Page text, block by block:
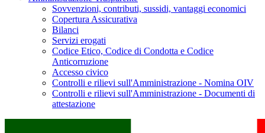
Sovvenzioni, contributi, sussidi, vantaggi economici
Copertura Assicurativa
Bilanci
Servizi erogati
Codice Etico, Codice di Condotta e Codice
Anticorruzione
Accesso civico
Controlli e rilievi sull'Amministrazione - Nomina OIV
Controlli e rilievi sull'Amministrazione - Documenti di
attestazione